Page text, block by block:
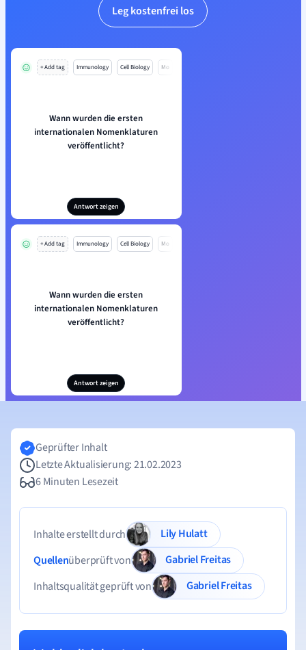
Leg kostenfrei los
+ Add tag Immunology Cell Biology Mo
Wann wurden die ersten
internationalen Nomenklaturen
veröffentlicht?
Antwort zeigen
+ Add tag Immunology Cell Biology Mo
Wann wurden die ersten
internationalen Nomenklaturen
veröffentlicht?
Antwort zeigen
Geprüfter Inhalt
Letzte Aktualisierung: 21.02.2023
6 Minuten Lesezeit
Inhalte erstellt durch
Lily Hulatt
Quellenüberprüft von
Gabriel Freitas
Inhaltsqualität geprüft von
Gabriel Freitas